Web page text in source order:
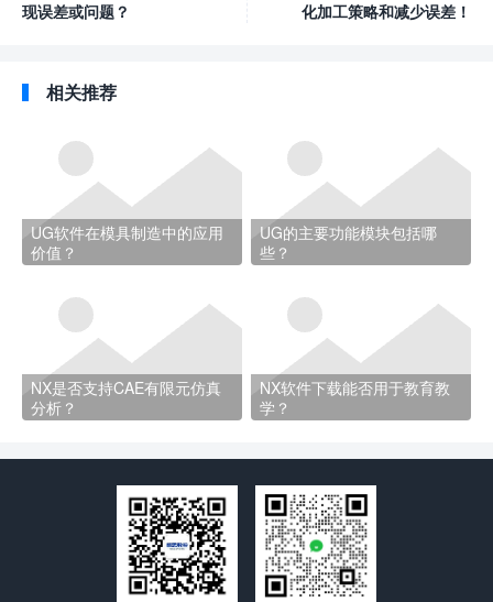
现误差或问题？
化加工策略和减少误差！
相关推荐
UG软件在模具制造中的应用
价值？
UG的主要功能模块包括哪
些？
NX是否支持CAE有限元仿真
分析？
NX软件下载能否用于教育教
学？